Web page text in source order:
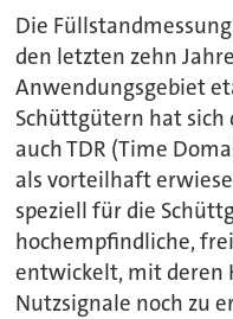
Die
den letzten zehn
Anwendungsgebiet
Schüttgütern hat
auch TDR (Time
als vorteilhaft
speziell für die
hochempfindliche,
entwickelt, mit deren
Nutzsignale noch zu